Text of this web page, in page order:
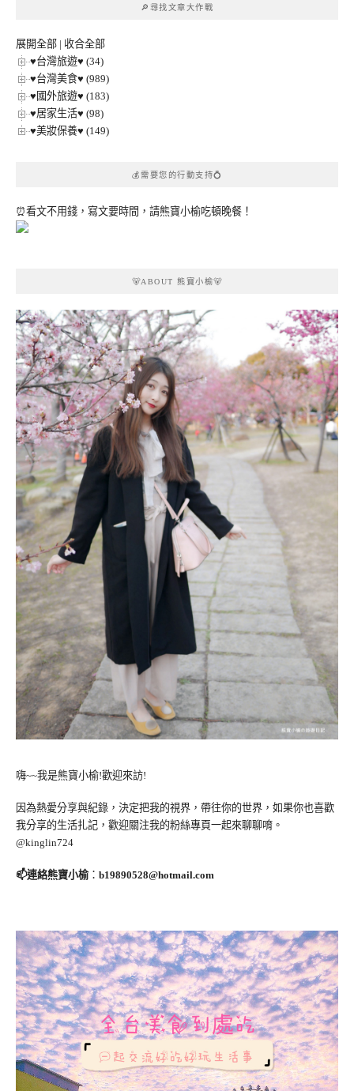
🔎尋找文章大作戰
展開全部 | 收合全部
♥台灣旅遊♥ (34)
♥台灣美食♥ (989)
♥國外旅遊♥ (183)
♥居家生活♥ (98)
♥美妝保養♥ (149)
💰需要您的行動支持💍
⏰看文不用錢，寫文要時間，請熊寶小榆吃頓晚餐！
🐻ABOUT 熊寶小榆🐻
嗨~~我是熊寶小榆!歡迎來訪!
因為熱愛分享與紀錄，決定把我的視界，帶往你的世界，如果你也喜歡
我分享的生活扎記，歡迎關注我的粉絲專頁一起來聊聊唷。
@kinglin724
📫連絡熊寶小榆： b19890528@hotmail.com